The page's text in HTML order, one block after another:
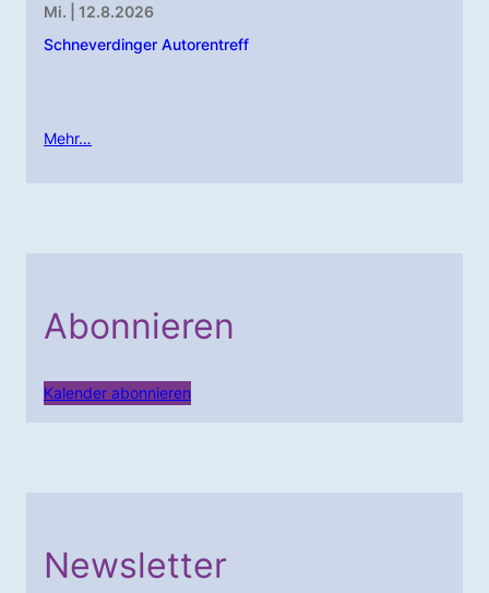
Mi. | 12.8.2026
Schneverdinger Autorentreff
Mehr…
Abonnieren
Kalender abonnieren
Newsletter